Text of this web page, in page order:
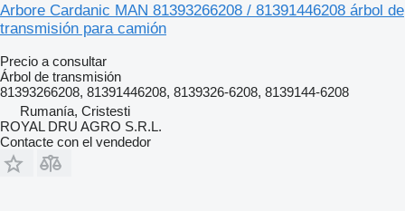
Arbore Cardanic MAN 81393266208 / 81391446208 árbol de
transmisión para camión
Precio a consultar
Árbol de transmisión
81393266208, 81391446208, 8139326-6208, 8139144-6208
Rumanía, Cristesti
ROYAL DRU AGRO S.R.L.
Contacte con el vendedor